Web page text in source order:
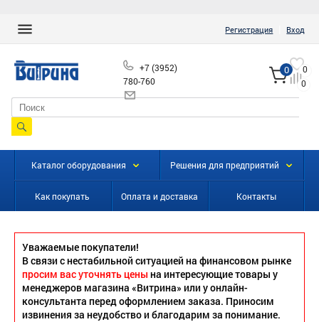
Регистрация Вход
+7 (3952)
780-760
0
0
0
Каталог оборудования Решения для предприятий
Как покупать Оплата и доставка Контакты
Уважаемые покупатели!
В связи с нестабильной ситуацией на финансовом рынке
просим вас уточнять цены на интересующие товары у
менеджеров магазина «Витрина» или у онлайн-
консультанта перед оформлением заказа. Приносим
извинения за неудобство и благодарим за понимание.